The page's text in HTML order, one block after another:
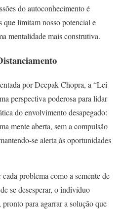
do autoconhecimento é
que limitam nosso potencial e
mentalidade mais construtiva.
por Deepak Chopra, a “Lei
perspectiva poderosa para lidar
do envolvimento desapegado:
mente aberta, sem a compulsão
se alerta às oportunidades
problema como a semente de
se desesperar, o indivíduo
para agarrar a solução que